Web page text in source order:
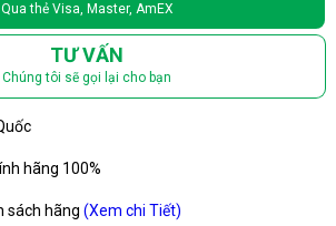
Qua thẻ Visa, Master, AmEX
TƯ VẤN
Chúng tôi sẽ gọi lại cho bạn
hãng 100%
sách hãng (Xem chi Tiết)